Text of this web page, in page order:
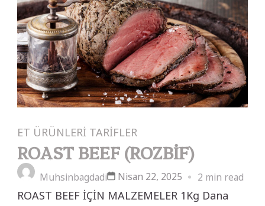
ET ÜRÜNLERİ TARİFLER
ROAST BEEF (ROZBİF)
Muhsinbagdadi Nisan 22, 2025 2 min read
ROAST BEEF İÇİN MALZEMELER 1Kg Dana